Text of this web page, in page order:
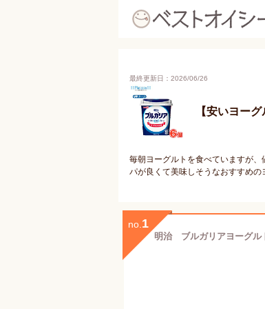
最終更新日：2026/06/26
【安いヨー
毎朝ヨーグルトを食べていますが
パが良くて美味しそうなおすすめの
no. 1
明治 ブルガリアヨーグ